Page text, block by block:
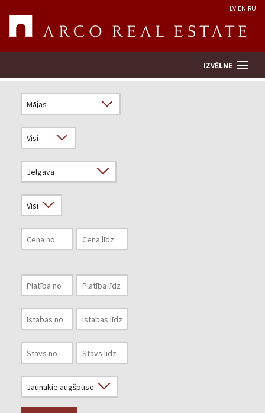
LV EN RU
IZVĒLNE
Novērtēt īpašumu
Uzņēmums
Pakalpojumi
Kontakti